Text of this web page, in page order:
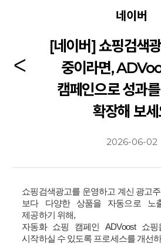
네이버
[네이버] 쇼핑검색
중이라면,
캠페인으로 성과
확장해 보
2026-06-02
쇼핑검색광고를 운영하고 계신 광고
보다 다양한 상품을 자동으로 노
제공하기 위해,
자동화 쇼핑 캠페인
ADVoost 쇼
시작하실 수 있도록 프로세스를 개선